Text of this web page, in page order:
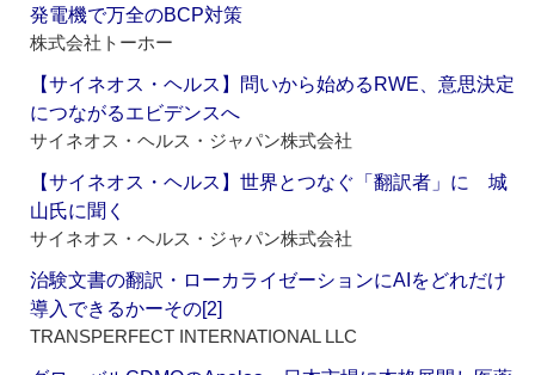
発電機で万全のBCP対策
株式会社トーホー
【サイネオス・ヘルス】問いから始めるRWE、意思決定
につながるエビデンスへ
サイネオス・ヘルス・ジャパン株式会社
【サイネオス・ヘルス】世界とつなぐ「翻訳者」に 城
山氏に聞く
サイネオス・ヘルス・ジャパン株式会社
治験文書の翻訳・ローカライゼーションにAIをどれだけ
導入できるかーその[2]
TRANSPERFECT INTERNATIONAL LLC